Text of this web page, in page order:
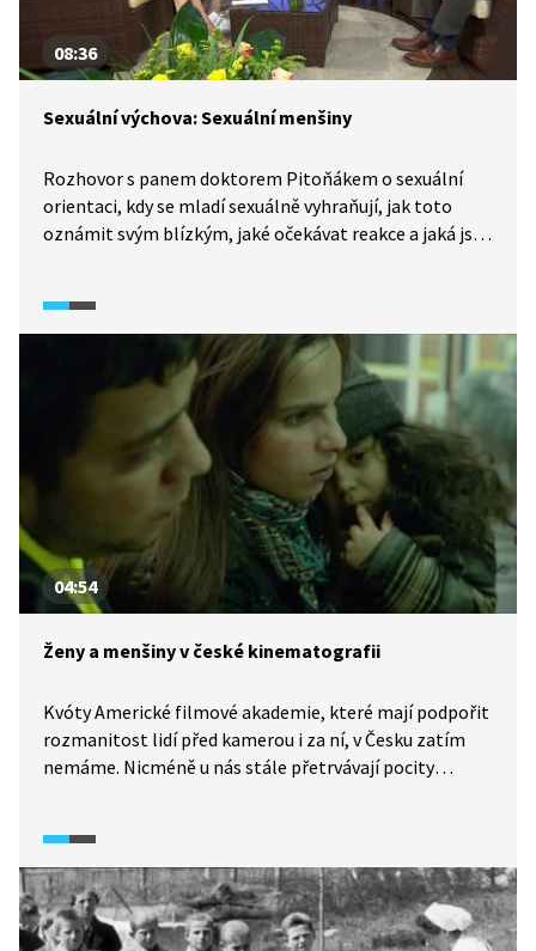
08:36
Sexuální výchova: Sexuální menšiny
Rozhovor s panem doktorem Pitoňákem o sexuální
orientaci, kdy se mladí sexuálně vyhraňují, jak toto
oznámit svým blízkým, jaké očekávat reakce a jaká jsou
04:54
Ženy a menšiny v české kinematografii
Kvóty Americké filmové akademie, které mají podpořit
rozmanitost lidí před kamerou i za ní, v Česku zatím
nemáme. Nicméně u nás stále přetrvávají pocity
ženám. V českých filmech také nebývají příliš
zastoupené etnické menšiny, například Romové jsou
ve filmech zobrazovaní jen zřídka. Jaké názory
na to mají lidé z branže?